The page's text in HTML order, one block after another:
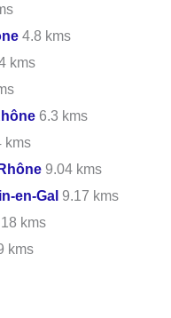
4.8 kms
kms
6.3 kms
kms
9.04 kms
en-Gal 9.17 kms
kms
kms